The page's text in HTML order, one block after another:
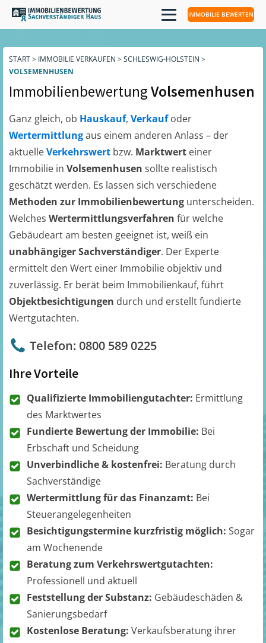
IMMOBILIE BEWERTEN
START> IMMOBILIE VERKAUFEN > SCHLESWIG-HOLSTEIN >
VOLSEMENHUSEN
ImmobilienbewertungVolsemenhusen
Ganz gleich, ob Hauskauf, Verkaufoder
Wertermittlungaus einem anderen Anlass – der
aktuelleVerkehrswert bzw. Marktwert einer
Immobilie in Volsemenhusen sollte realistisch
geschätzt werden. Es lassen sich verschiedene
Methoden zur Immobilienbewertung unterscheiden.
Welches Wertermittlungsverfahren für welche
Gebäudeart am besten geeignet ist, weiß ein
unabhängiger Sachverständiger. Der Experte
ermittelt den Wert einer Immobilie objektiv und
zuverlässig. Er berät beim Immobilienkauf, führt
Objektbesichtigungen durch und erstellt fundierte
Wertgutachten.
Telefon: 0800 589 0225
Ihre Vorteile
Qualifizierte Immobiliengutachter: Ermittlung
des Marktwertes
Fundierte Bewertung der Immobilie: Bei
Erbschaft und Scheidung
Unverbindliche & kostenfrei: Beratung durch
Sachverständige
Wertermittlung für das Finanzamt: Bei
Steuerangelegenheiten
Besichtigungstermine kurzfristig möglich: Sogar
am Wochenende
Beratung zum Verkehrswertgutachten:
Professionell und aktuell
Feststellung der Substanz: Gebäudeschäden &
Sanierungsbedarf
Kostenlose Beratung: Verkaufsberatung ihrer